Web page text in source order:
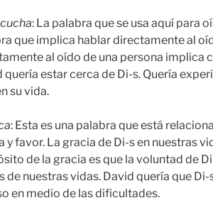
: La palabra que se usa aquí para
que implica hablar directamente al
al oído de una persona implica
quería estar cerca de Di-s. Quería
su vida.
: Esta es una palabra que está
y favor. La gracia de Di-s en nuestras
de la gracia es que la voluntad de
de nuestras vidas. David quería que
en medio de las dificultades.